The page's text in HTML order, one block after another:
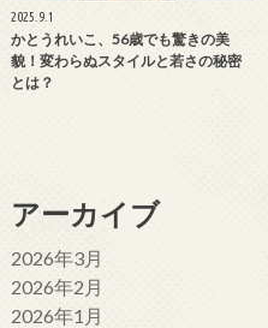
2025.9.1
かとうれいこ、56歳でも驚きの美
貌！変わらぬスタイルと若さの秘密
とは？
アーカイブ
2026年3月
2026年2月
2026年1月